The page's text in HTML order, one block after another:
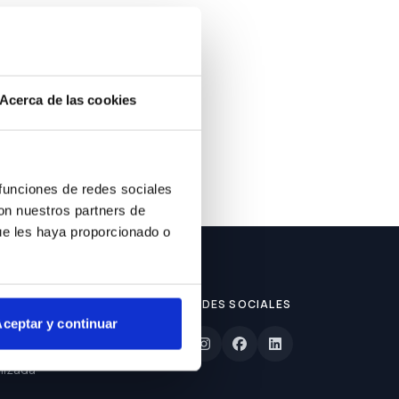
Acerca de las cookies
de redes sociales
nuestros partners de
les haya proporcionado o
y continuar
REDES SOCIALES